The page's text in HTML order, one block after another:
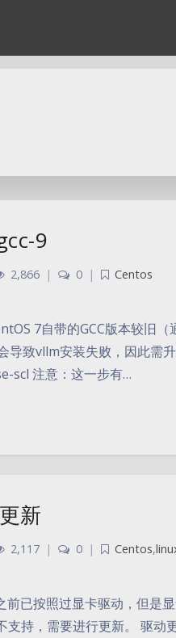
9
2,866 | 0 |
Centos
7自带的GCC版本较旧
导致vllm安装失败，因此需
scl 注意：这一步有…
新
2,117 | 0 | Centos,
前已按照过显卡驱动，但是
支持，需要进行更新。 驱